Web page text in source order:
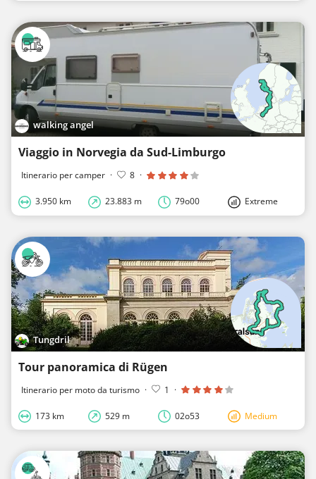
walking angel
Viaggio in Norvegia da Sud-Limburgo
Itinerario per camper · 8 ·
3.950 km 23.883 m 79o00 Extreme
Tungdril
Tour panoramica di Rügen
Itinerario per moto da turismo · 1 ·
173 km 529 m 02o53 Medium